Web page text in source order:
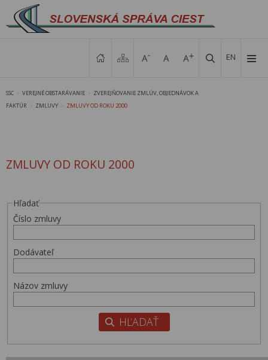
EN
SSC VEREJNÉ OBSTARÁVANIE
ZVEREJŇOVANIE ZMLÚV, OBJEDNÁVOK A
FAKTÚR
ZMLUVY ZMLUVY OD ROKU 2000
ZMLUVY OD ROKU 2000
Hľadať
Číslo zmluvy
Dodávateľ
Názov zmluvy